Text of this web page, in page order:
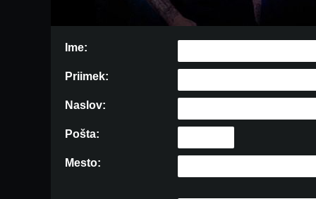
Ime:
Priimek:
Naslov:
Pošta:
Mesto: